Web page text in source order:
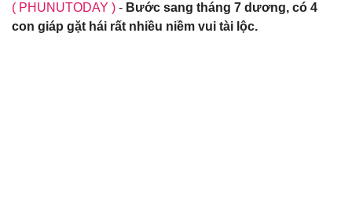
( PHUNUTODAY ) - Bước sang tháng 7 dương, có 4
con giáp gặt hái rất nhiều niềm vui tài lộc.